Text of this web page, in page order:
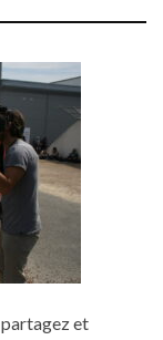
et